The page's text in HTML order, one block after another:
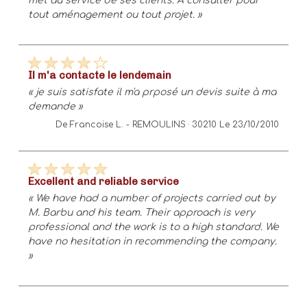
tout aménagement ou tout projet. »
il m'a contacte le lendemain
« je suis satisfate il m'a prposé un devis suite à ma
demande »
De Francoise L. - REMOULINS · 30210 Le 23/10/2010
excellent and reliable service
« We have had a number of projects carried out by
M. Barbu and his team. Their approach is very
professional and the work is to a high standard. We
have no hesitation in recommending the company.
»